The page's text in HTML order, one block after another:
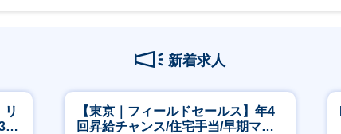
新着求人
リ
【東京｜フィールドセールス】年4
回昇給チャンス/住宅手当/早期マネ